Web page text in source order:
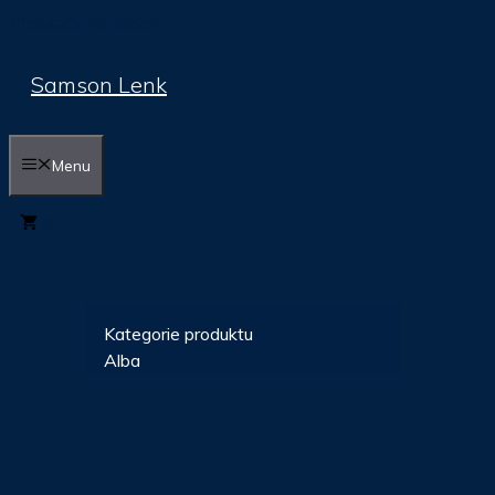
Samson Lenk
Menu
Kategorie produktu
Alba